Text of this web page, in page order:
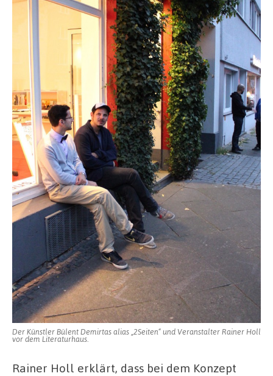
Der Künstler Bülent Demirtas alias „2Seiten“ und Veranstalter Rainer Holl
vor dem Literaturhaus.
Rainer Holl erklärt, dass bei dem Konzept